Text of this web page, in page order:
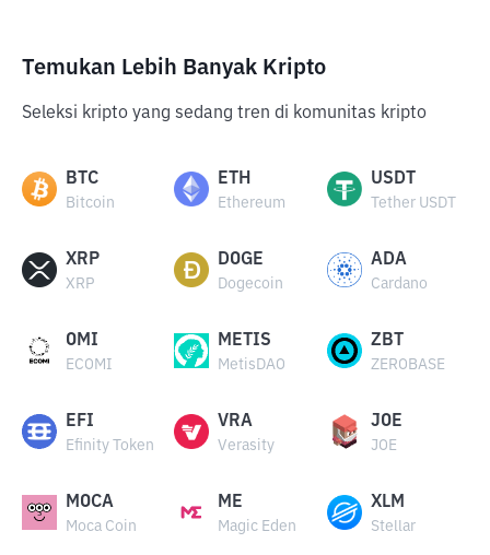
Temukan Lebih Banyak Kripto
Seleksi kripto yang sedang tren di komunitas kripto
BTC
Bitcoin
ETH
Ethereum
USDT
Tether USDT
XRP
XRP
DOGE
Dogecoin
ADA
Cardano
OMI
ECOMI
METIS
MetisDAO
ZBT
ZEROBASE
EFI
Efinity Token
VRA
Verasity
JOE
JOE
MOCA
Moca Coin
ME
Magic Eden
XLM
Stellar